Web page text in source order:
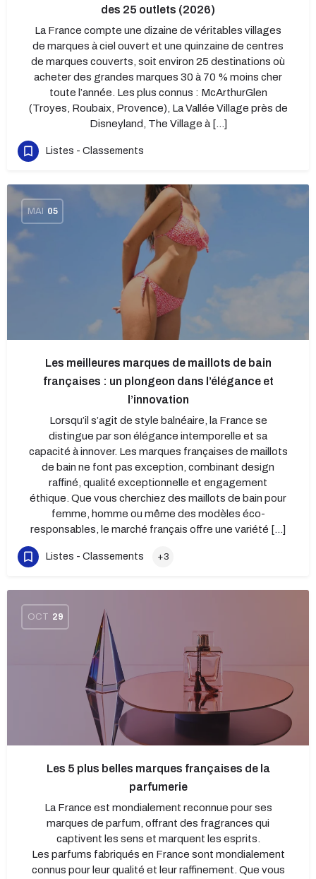
des 25 outlets (2026)
La France compte une dizaine de véritables villages
de marques à ciel ouvert et une quinzaine de centres
de marques couverts, soit environ 25 destinations où
acheter des grandes marques 30 à 70 % moins cher
toute l’année. Les plus connus : McArthurGlen
(Troyes, Roubaix, Provence), La Vallée Village près de
Disneyland, The Village à […]
Listes - Classements
MAI 05
Les meilleures marques de maillots de bain
françaises : un plongeon dans l’élégance et
l’innovation
Lorsqu’il s’agit de style balnéaire, la France se
distingue par son élégance intemporelle et sa
capacité à innover. Les marques françaises de maillots
de bain ne font pas exception, combinant design
raffiné, qualité exceptionnelle et engagement
éthique. Que vous cherchiez des maillots de bain pour
femme, homme ou même des modèles éco-
responsables, le marché français offre une variété […]
Listes - Classements +3
OCT 29
Les 5 plus belles marques françaises de la
parfumerie
La France est mondialement reconnue pour ses
marques de parfum, offrant des fragrances qui
captivent les sens et marquent les esprits.
Les parfums fabriqués en France sont mondialement
connus pour leur qualité et leur raffinement. Que vous